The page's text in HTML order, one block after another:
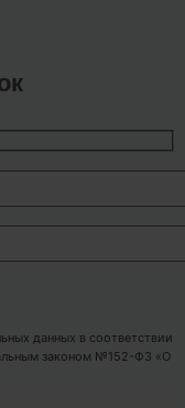
данных в соответствии
законом №152-ФЗ «О